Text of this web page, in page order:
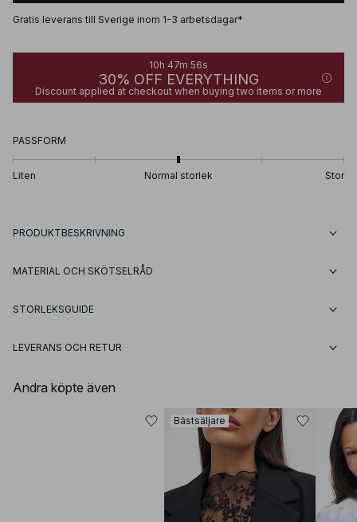
Gratis leverans till Sverige inom 1-3 arbetsdagar*
10h 47m 56s
30% OFF EVERYTHING
Discount applied at checkout when buying two items or more
PASSFORM
Liten Normal storlek Stor
PRODUKTBESKRIVNING
MATERIAL OCH SKÖTSELRÅD
STORLEKSGUIDE
LEVERANS OCH RETUR
Andra köpte även
Bästsäljare